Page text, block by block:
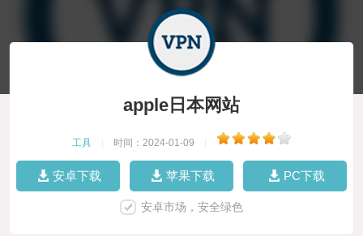
apple日本网站
工具 时间：2024-01-09
安卓下载 苹果下载 PC下载
安卓市场，安全绿色